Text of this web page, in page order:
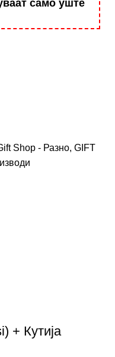
само уште
Shop - Разно, GIFT
+ Кутија